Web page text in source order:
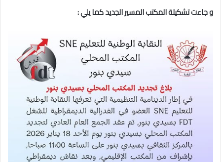
و جاءت تشكيلة المكتب المسير الجديد كما يلي :